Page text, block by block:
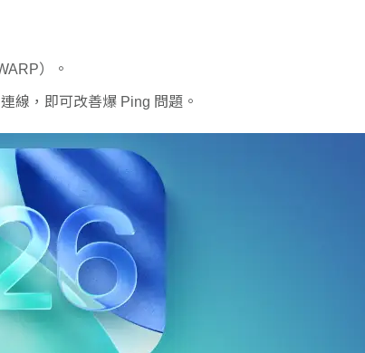
）。
線，即可改善爆 Ping 問題。